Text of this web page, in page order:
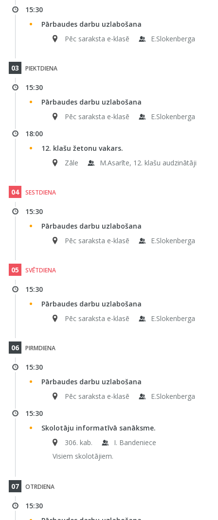
15:30
Pārbaudes darbu uzlabošana
Pēc saraksta e-klasē
E.Slokenberga
03 PIEKTDIENA
15:30
Pārbaudes darbu uzlabošana
Pēc saraksta e-klasē
E.Slokenberga
18:00
12. klašu žetonu vakars.
Zāle
M.Asarīte, 12. klašu audzinātāji
04 SESTDIENA
15:30
Pārbaudes darbu uzlabošana
Pēc saraksta e-klasē
E.Slokenberga
05 SVĒTDIENA
15:30
Pārbaudes darbu uzlabošana
Pēc saraksta e-klasē
E.Slokenberga
06 PIRMDIENA
15:30
Pārbaudes darbu uzlabošana
Pēc saraksta e-klasē
E.Slokenberga
15:30
Skolotāju informatīvā sanāksme.
306. kab.
I. Bandeniece
Visiem skolotājiem.
07 OTRDIENA
15:30